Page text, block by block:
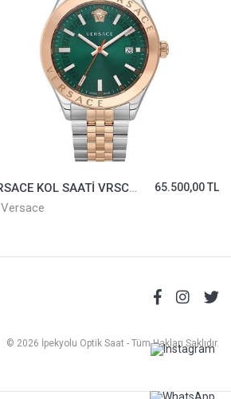
VERSACE KOL SAATİ VRSCVEVK01324
Versace
65.500,00 TL
© 2026 İpekyolu Optik Saat - Tüm Hakları Saklıdır.